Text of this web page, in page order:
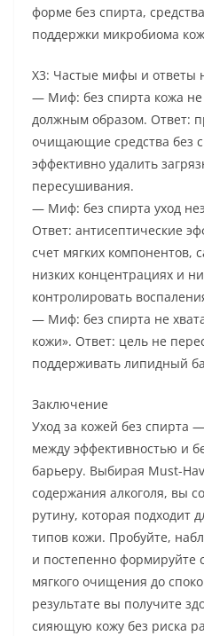
форме без спирта,
поддержки микробиома
Х3: Частые мифы и ответы
— Миф: без спирта кожа не
должным образом. Ответ:
очищающие средства без
эффективно удалить
пересушивания.
— Миф: без спирта уход
Ответ: антисептические
счет мягких компонентов,
низких концентрациях и
контролировать
— Миф: без спирта не
кожи». Ответ: цель не
поддерживать липидный
Заключение
Уход за кожей без спирта
между эффективностью и
барьеру. Выбирая Must-
содержания алкоголя, вы
рутину, которая подходит
типов кожи. Пробуйте,
и постепенно формируйте
мягкого очищения до
результате вы получите
сияющую кожу без риска